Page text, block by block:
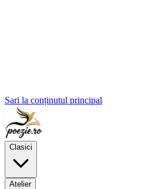
Sari la conținutul principal
Clasici
Atelier